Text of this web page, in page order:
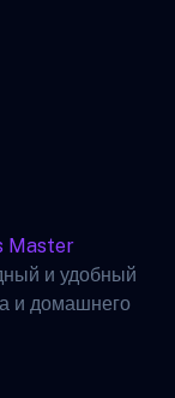
Master
и удобный
и домашнего